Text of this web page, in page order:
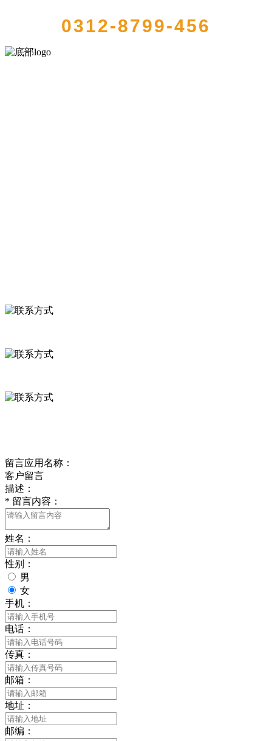
0312-8799-456
留言应用名称：
客户留言
描述：
* 留言内容：
姓名：
性别：
男
女
手机：
电话：
传真：
邮箱：
地址：
邮编：